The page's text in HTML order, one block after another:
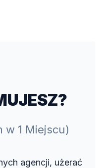
w 1 Miejscu)
agencji, użerać